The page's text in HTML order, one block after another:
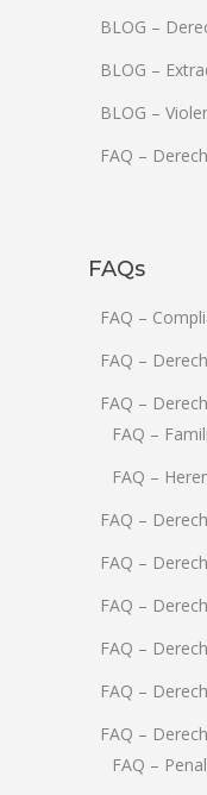
BLOG –
BLOG –
BLOG –
FAQ –
FAQs
FAQ –
FAQ –
FAQ –
FAQ –
FAQ –
FAQ –
FAQ –
FAQ –
FAQ –
FAQ –
FAQ –
FAQ – Penal